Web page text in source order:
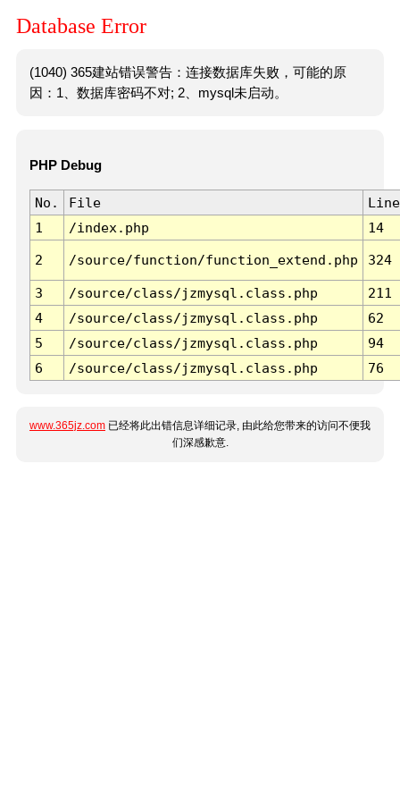
Database Error
(1040) 365建站错误警告：连接数据库失败，可能的原
因：1、数据库密码不对; 2、mysql未启动。
PHP Debug
No. File
Line
1
/index.php 14
2 /source/function/function_extend.php 324
3 /source/class/jzmysql.class.php
211
4
/source/class/jzmysql.class.php
62
5
/source/class/jzmysql.class.php
94
6
/source/class/jzmysql.class.php 76
www.365jz.com 已经将此出错信息详细记录, 由此给您带来的访问不便我
们深感歉意.